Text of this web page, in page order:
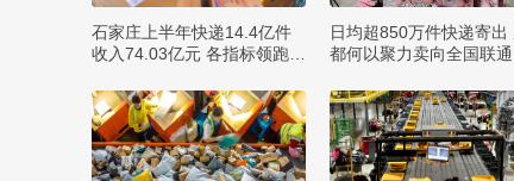
石家庄上半年快递14.4亿件
收入74.03亿元 各指标领跑全
日均超850万件快递寄出
都何以聚力卖向全国联通